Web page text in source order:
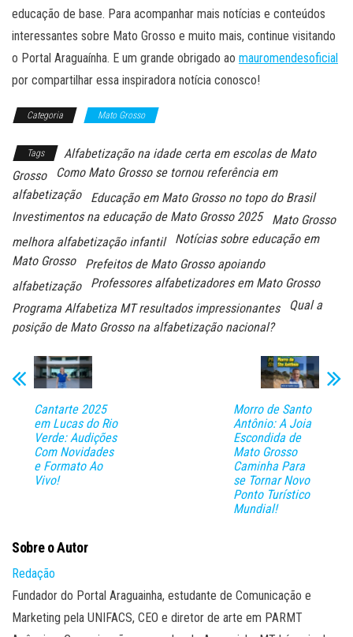
educação de base. Para acompanhar mais notícias e conteúdos
interessantes sobre Mato Grosso e muito mais, continue visitando
o Portal Araguaínha. E um grande obrigado ao mauromendesoficial
por compartilhar essa inspiradora notícia conosco!
Categoria Mato Grosso
Tags
Alfabetização na idade certa em escolas de Mato
Grosso
Como Mato Grosso se tornou referência em
alfabetização
Educação em Mato Grosso no topo do Brasil
Investimentos na educação de Mato Grosso 2025
Mato Grosso
melhora alfabetização infantil
Notícias sobre educação em
Mato Grosso
Prefeitos de Mato Grosso apoiando
alfabetização
Professores alfabetizadores em Mato Grosso
Programa Alfabetiza MT resultados impressionantes
Qual a
posição de Mato Grosso na alfabetização nacional?
Cantarte 2025
em Lucas do Rio
Verde: Audições
Com Novidades
e Formato Ao
Vivo!
Morro de Santo
Antônio: A Joia
Escondida de
Mato Grosso
Caminha Para
se Tornar Novo
Ponto Turístico
Mundial!
Sobre o Autor
Redação
Fundador do Portal Araguainha, estudante de Comunicação e
Marketing pela UNIFACS, CEO e diretor de arte em PARMT